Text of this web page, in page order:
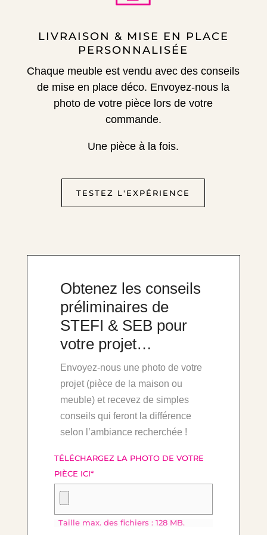
LIVRAISON & MISE EN PLACE
PERSONNALISÉE
Chaque meuble est vendu avec des conseils
de mise en place déco. Envoyez-nous la
photo de votre pièce lors de votre
commande.
Une pièce à la fois.
TESTEZ L'EXPÉRIENCE
Obtenez les conseils
préliminaires de
STEFI & SEB pour
votre projet…
Envoyez-nous une photo de votre
projet (pièce de la maison ou
meuble) et recevez de simples
conseils qui feront la différence
selon l’ambiance recherchée !
TÉLÉCHARGEZ LA PHOTO DE VOTRE
PIÈCE ICI*
Taille max. des fichiers : 128 MB.